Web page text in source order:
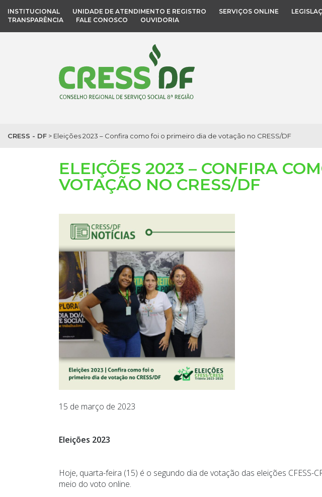
INSTITUCIONAL UNIDADE DE ATENDIMENTO E REGISTRO SERVIÇOS ONLINE
TRANSPARÊNCIA
FALE CONOSCO OUVIDORIA
CRESS - DF > Eleições 2023 – Confira como foi o primeiro dia de votação no CRESS/DF
ELEIÇÕES 2023 – CONFIRA
VOTAÇÃO NO CRESS/DF
15 de março de 2023
Eleições 2023
Hoje, quarta-feira (15) é o segundo dia de votação das eleições
meio do voto online.